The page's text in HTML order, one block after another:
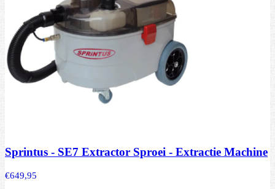
Sprintus - SE7 Extractor Sproei - Extractie Machine
€649,95